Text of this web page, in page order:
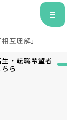
互理解」
生・転職希望者
ら